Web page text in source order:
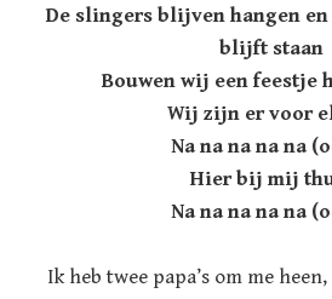
De slingers blijven hangen
blijft staan
Bouwen wij een feestje
Wij zijn er voor
Na na na na na
Hier bij mij
Na na na na na
Ik heb twee papa’s om me